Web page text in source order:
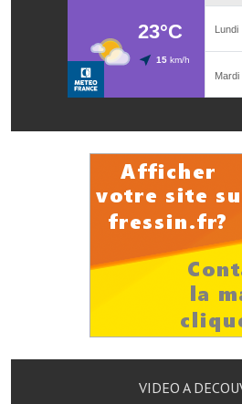
Agents immobiliers
Réserver une salle
Maison des services et des
VILLE ACTIVE
La société musicale de l'Avenir
La troupe théâtrale de l'Avenir
Les Amis du Patrimoine
L'association du château
VIDEO A